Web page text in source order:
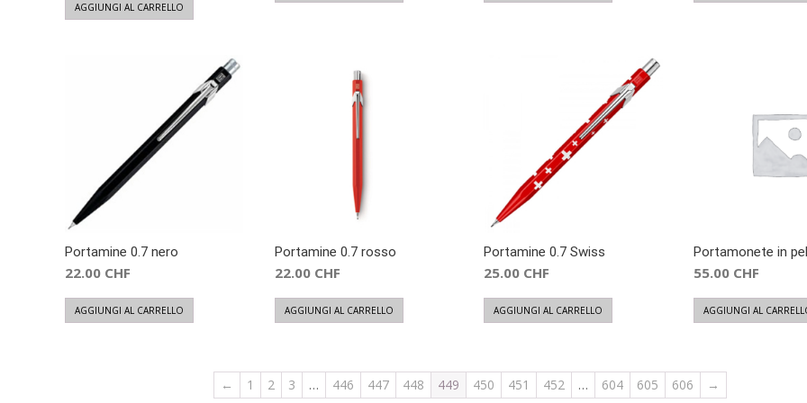
AGGIUNGI AL CARRELLO
Portamine 0.7 nero
22.00 CHF
AGGIUNGI AL CARRELLO
Portamine 0.7 rosso
22.00 CHF
AGGIUNGI AL CARRELLO
Portamine 0.7 Swiss
25.00 CHF
AGGIUNGI AL CARRELLO
Portamonete in
55.00 CHF
AGGIUNGI AL
← 1 2 3 … 446 447 448 449 450 451 452 … 604 605 606 →